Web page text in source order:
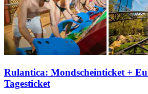
Rulantica: Mondscheinticket +
Tagesticket